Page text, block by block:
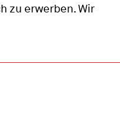
zu erwerben. Wir